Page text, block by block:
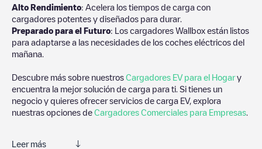
Alto Rendimiento: Acelera los tiempos de carga con
cargadores potentes y diseñados para durar.
Preparado para el Futuro: Los cargadores Wallbox están listos
para adaptarse a las necesidades de los coches eléctricos del
mañana.
Descubre más sobre nuestros Cargadores EV para el Hogary
encuentra la mejor solución de carga para ti. Si tienes un
negocio y quieres ofrecer servicios de carga EV, explora
nuestras opciones de Cargadores Comerciales para Empresas
Leer más